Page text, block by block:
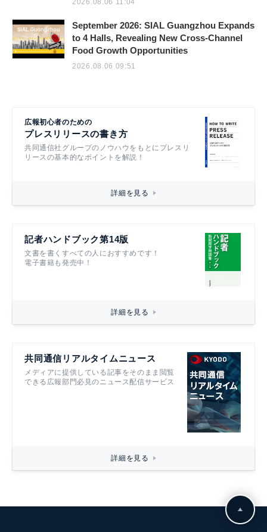
2026.08.06 11:04
September 2026: SIAL Guangzhou Expands
to 4 Halls, Revealing New Cross-Channel
Food Growth Opportunities
2026.08.06 09:51
広報初心者のための
プレスリリースの書き方
共同通信社グループのノウハウをもとにプレスリ
リースの基本的なポイントを解説！
詳細を見る
記者ハンドブック第14版
文書を書くすべての人におすすめです！
電子書籍も発売中！
詳細を見る
共同通信リアルタイムニュース
メディアに提供している記事をそのまま閲覧
できる広報部門必見のニュース配信サービス
詳細を見る